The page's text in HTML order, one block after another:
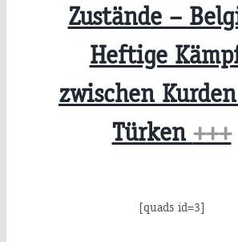
Zustände –
Heftige
zwischen
Türken +++
[quads id=3]